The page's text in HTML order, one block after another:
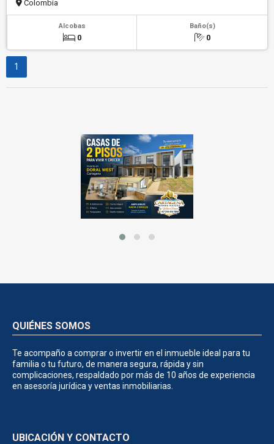
Colombia
Alcobas
0
Baño(s)
0
1
QUIÉNES SOMOS
Te acompaño a comprar o invertir en el inmueble ideal para tu
familia o tu futuro, de manera segura, rápida y sin
complicaciones, respaldado por más de 10 años de experiencia
en asesoría jurídica y ventas inmobiliarias.
UBICACIÓN Y CONTACTO